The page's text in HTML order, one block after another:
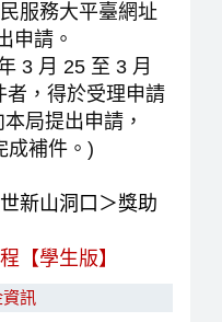
服務大平臺網址
申請。
3 月 25 至 3 月
者，得於受理申請
局提出申請，
成補件。)
新山洞口＞獎助
【學生版】
訊